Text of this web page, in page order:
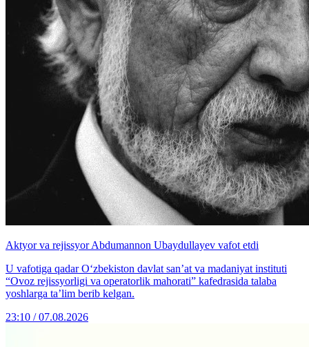
Aktyor va rejissyor Abdumannon Ubaydullayev vafot etdi
U vafotiga qadar O‘zbekiston davlat san’at va madaniyat instituti
“Ovoz rejissyorligi va operatorlik mahorati” kafedrasida talaba
yoshlarga ta’lim berib kelgan.
23:10 / 07.08.2026